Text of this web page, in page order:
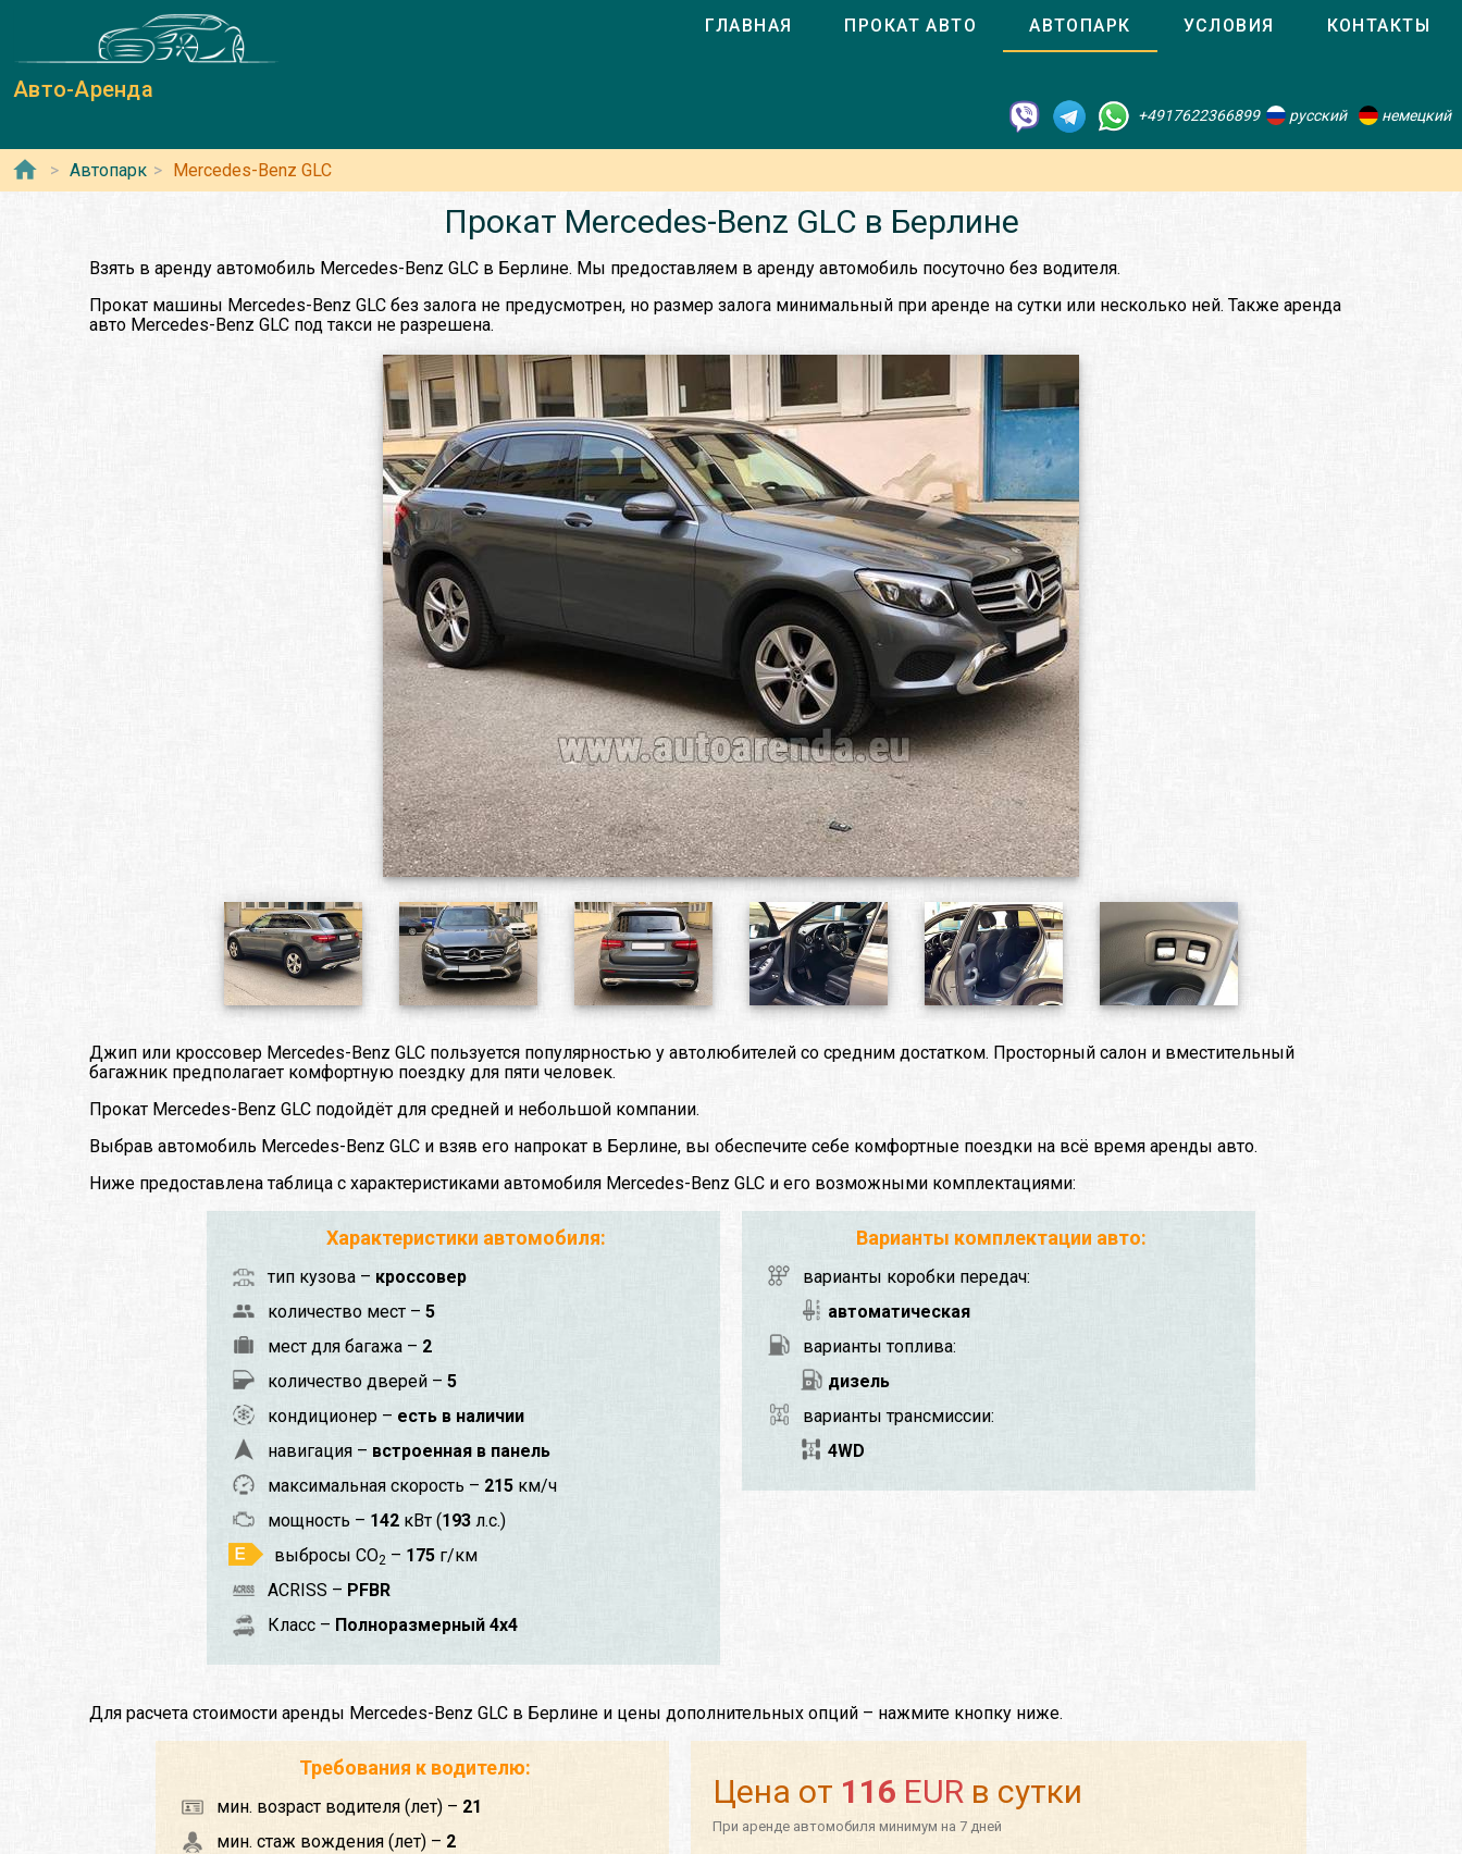
Авто-Аренда
ГЛАВНАЯ ПРОКАТ АВТО АВТОПАРК УСЛОВИЯ КОНТАКТЫ
+4917622366899 русский немецкий
Автопарк Mercedes-Benz GLC
Прокат Mercedes-Benz GLC в Берлине
Взять в аренду автомобиль Mercedes-Benz GLC в Берлине. Мы предоставляем в аренду автомобиль посуточно без водителя.
Прокат машины Mercedes-Benz GLC без залога не предусмотрен, но размер залога минимальный при аренде на сутки или несколько ней. Также аренда
авто Mercedes-Benz GLC под такси не разрешена.
Джип или кроссовер Mercedes-Benz GLC пользуется популярностью у автолюбителей со средним достатком. Просторный салон и вместительный
багажник предполагает комфортную поездку для пяти человек.
Прокат Mercedes-Benz GLC подойдёт для средней и небольшой компании.
Выбрав автомобиль Mercedes-Benz GLC и взяв его напрокат в Берлине, вы обеспечите себе комфортные поездки на всё время аренды авто.
Ниже предоставлена таблица с характеристиками автомобиля Mercedes-Benz GLC и его возможными комплектациями:
Характеристики автомобиля:
тип кузова – кроссовер
количество мест – 5
мест для багажа – 2
количество дверей – 5
кондиционер – есть в наличии
навигация – встроенная в панель
максимальная скорость – 215 км/ч
мощность – 142 кВт (193 л.с.)
выбросы CO2 – 175 г/км
ACRISS – PFBR
Класс – Полноразмерный 4x4
Варианты комплектации авто:
варианты коробки передач:
автоматическая
варианты топлива:
дизель
варианты трансмиссии:
4WD
Для расчета стоимости аренды Mercedes-Benz GLC в Берлине и цены дополнительных опций – нажмите кнопку ниже.
Требования к водителю:
мин. возраст водителя (лет) – 21
мин. стаж вождения (лет) – 2
Цена от 116 EURв сутки
При аренде автомобиля минимум на 7 дней